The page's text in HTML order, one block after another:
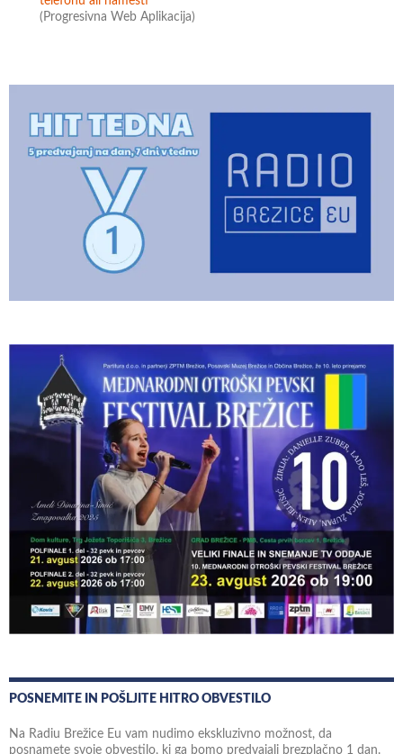
(Progresivna Web Aplikacija)
POSNEMITE IN POŠLJITE HITRO OBVESTILO
Na Radiu Brežice Eu vam nudimo ekskluzivno možnost, da
posnamete svoje obvestilo, ki ga bomo predvajali brezplačno 1 dan.